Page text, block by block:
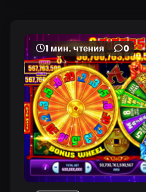
1 мин. чтения 0